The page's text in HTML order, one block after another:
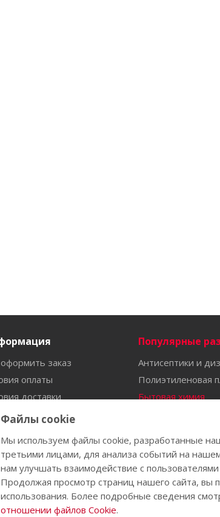
заказ
оплаты
доставки
на товар
Популярные
Антисептики и
Полиэтиленовая
Бытовая химия
Бахилы
офертой.
Файлы cookie
Мы используем файлы cookie, разработанные
третьими лицами, для анализа событий на
нам улучшать взаимодействие с
Продолжая просмотр страниц нашего сайта, вы
использования. Более подробные сведения
отношении файлов Cookie.